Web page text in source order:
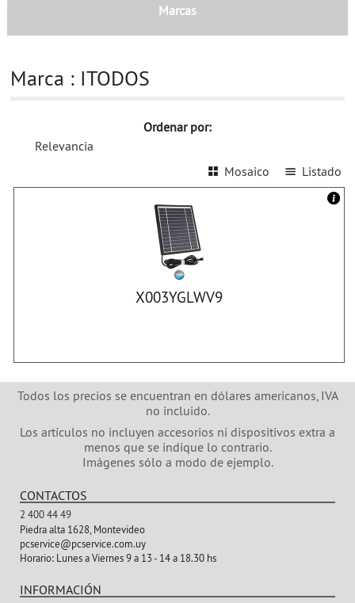
Marcas
Marca : ITODOS
Ordenar por:
Relevancia
Listado
Mosaico
X003YGLWV9
Todos los precios se encuentran en dólares americanos, IVA
no incluido.
Los artículos no incluyen accesorios ni dispositivos extra a
menos que se indique lo contrario.
Imágenes sólo a modo de ejemplo.
CONTACTOS
2 400 44 49
Piedra alta 1628, Montevideo
pcservice@pcservice.com.uy
Horario:Lunes a Viernes 9 a 13 - 14 a 18.30 hs
INFORMACIÓN